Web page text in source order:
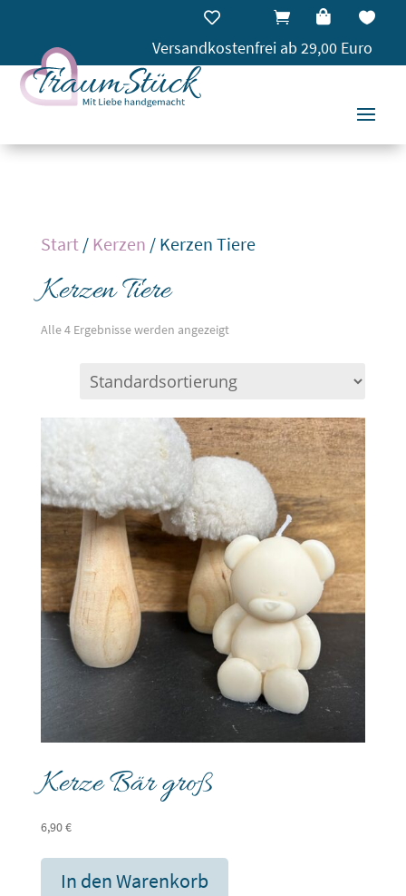




Versandkostenfrei ab 29,00 Euro
Start/ Kerzen / Kerzen Tiere
Kerzen Tiere
Alle 4 Ergebnisse werden angezeigt
Kerze Bär groß
6,90€
In den Warenkorb